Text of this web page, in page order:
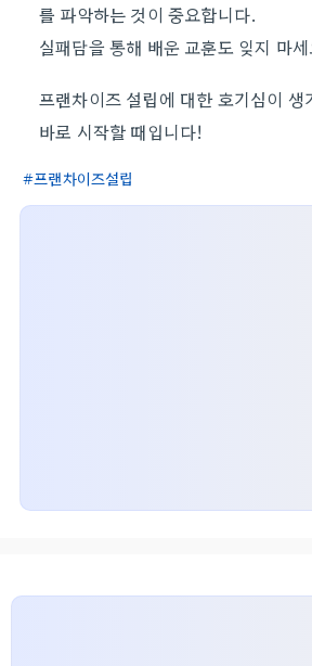
를 파악하는 것이 중요합니다.
실패담을 통해 배운 교훈도 잊지 마
프랜차이즈 설립에 대한 호기심이 생
바로 시작할 때입니다!
프랜차이즈설립